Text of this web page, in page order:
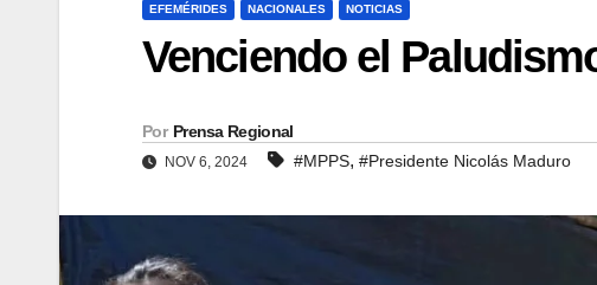
EFEMÉRIDES NACIONALES NOTICIAS
Venciendo el
Por Prensa Regional
NOV 6, 2024 #MPPS, #Presidente Nicolás Maduro